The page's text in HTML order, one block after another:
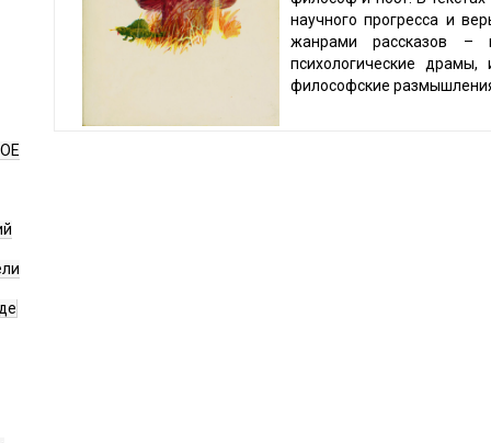
научного прогресса и
жанрами рассказов
психологические
философские